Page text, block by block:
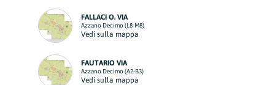
FALLACI O. VIA
Azzano Decimo (L8-M8)
Vedi sulla mappa
FAUTARIO VIA
Azzano Decimo (A2-B3)
Vedi sulla mappa